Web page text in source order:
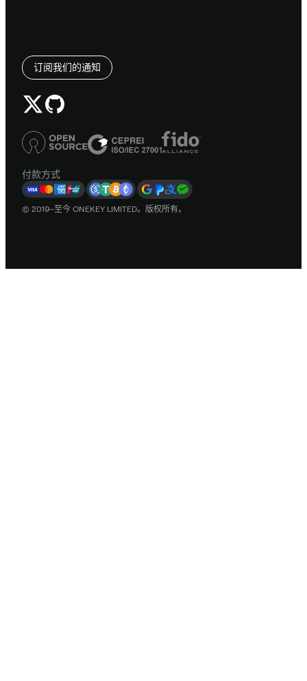
订阅我们的通知
付款方式
© 2019–至今 ONEKEY LIMITED。版权所有。